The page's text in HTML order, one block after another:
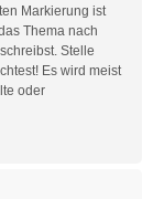
Markierung ist
Thema nach
Stelle
Es wird meist
oder